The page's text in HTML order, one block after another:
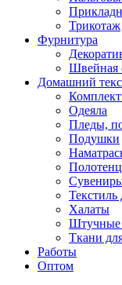
Трикотаж
Фурнитура
Швейная
Домашний
Одеяла
Пледы,
Подушки
Текстиль
Халаты
Штучные
Ткани
Работы
Оптом